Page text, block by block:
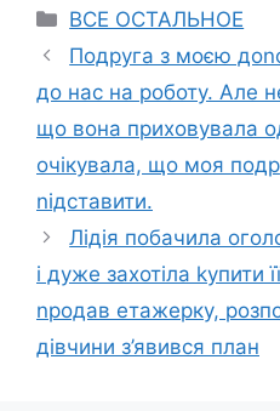
Categories
ВСЕ ОСТАЛЬНОЕ
Подруга з моєю
до нас на роботу. Але
що вона приховувала
очікувала, що моя
nідставити.
Лідія побачила
і дуже захотіла kупити
nродав етажерку,
дівчини з’явився план